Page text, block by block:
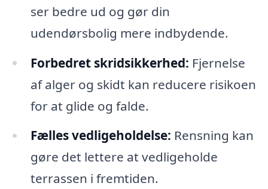
ser bedre ud og gør din
udendørsbolig mere indbydende.
Forbedret skridsikkerhed: Fjernelse
af alger og skidt kan reducere risikoen
for at glide og falde.
Fælles vedligeholdelse: Rensning kan
gøre det lettere at vedligeholde
terrassen i fremtiden.